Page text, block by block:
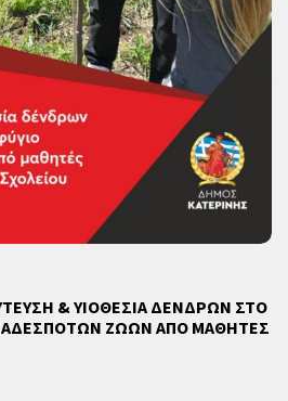
& ΥΙΟΘΕΣΙΑ ΔΕΝΔΡΩΝ ΣΤΟ
ΑΔΕΣΠΟΤΩΝ ΖΩΩΝ ΑΠΟ ΜΑΘΗΤΕΣ